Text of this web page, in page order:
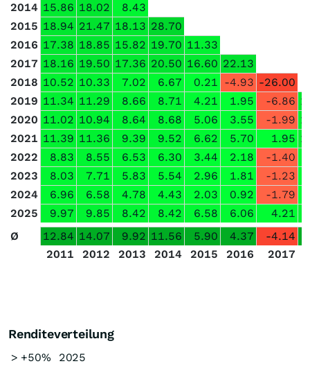
2014 15.86 18.02
8.43
2015 18.94 21.47 18.13 28.70
2016 17.38 18.85 15.82 19.70 11.33
2017 18.16 19.50 17.36 20.50 16.60 22.13
2018 10.52 10.33 7.02 6.67 0.21 -4.93 -26.00
2019 11.34 11.29 8.66 8.71 4.21 1.95 -6.86
2020 11.02 10.94 8.64 8.68 5.06 3.55 -1.99
2021 11.39 11.36 9.39 9.52 6.62 5.70 1.95
2022
8.83 8.55 6.53 6.30 3.44 2.18 -1.40
2023
8.03 7.71 5.83 5.54 2.96 1.81 -1.23
2024
6.96 6.58 4.78 4.43 2.03 0.92 -1.79
2025
9.97 9.85 8.42 8.42 6.58 6.06 4.21
Ø
12.84 14.07 9.92 11.56 5.90 4.37 -4.14
2011
2012 2013 2014 2015 2016 2017
Renditeverteilung
> +50%
2025